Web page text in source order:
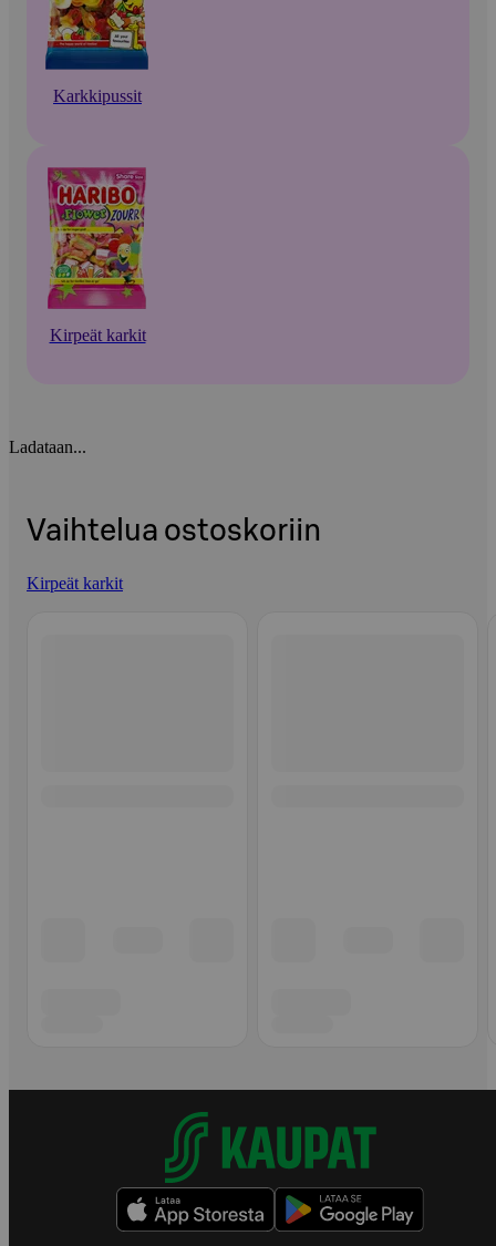
Karkkipussit
Kirpeät karkit
Ladataan...
Vaihtelua ostoskoriin
Kirpeät karkit